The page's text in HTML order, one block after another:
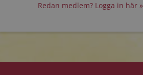
Redan medlem? Logga in här »